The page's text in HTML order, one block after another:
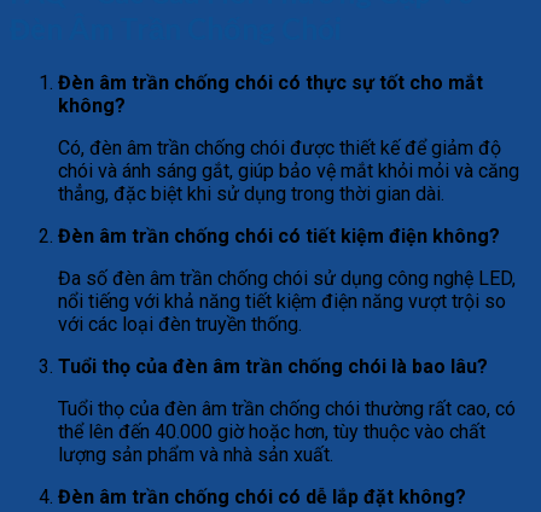
Đèn âm trần chống chói có thực sự tốt cho mắt
không?
Có, đèn âm trần chống chói được thiết kế để giảm độ
chói và ánh sáng gắt, giúp bảo vệ mắt khỏi mỏi và căng
thẳng, đặc biệt khi sử dụng trong thời gian dài.
Đèn âm trần chống chói có tiết kiệm điện không?
Đa số đèn âm trần chống chói sử dụng công nghệ LED,
nổi tiếng với khả năng tiết kiệm điện năng vượt trội so
với các loại đèn truyền thống.
Tuổi thọ của đèn âm trần chống chói là bao lâu?
Tuổi thọ của đèn âm trần chống chói thường rất cao, có
thể lên đến 40.000 giờ hoặc hơn, tùy thuộc vào chất
lượng sản phẩm và nhà sản xuất.
Đèn âm trần chống chói có dễ lắp đặt không?